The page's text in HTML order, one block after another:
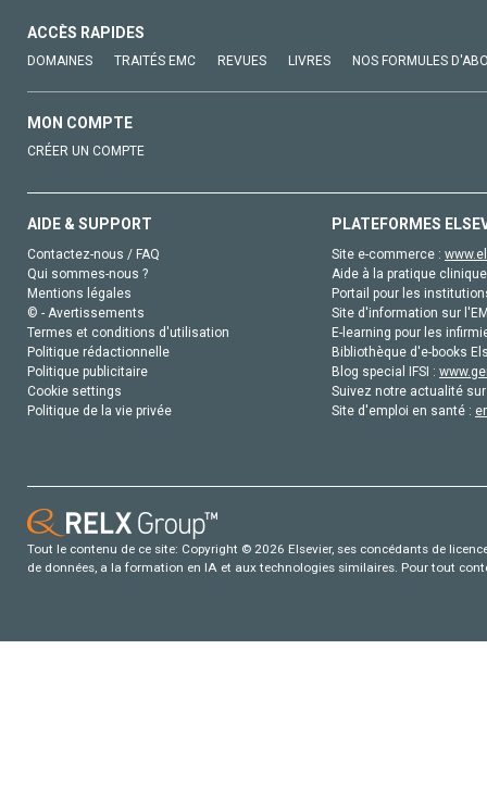
ACCÈS RAPIDES
DOMAINES TRAITÉS EMC REVUES LIVRES NOS FORMULES
MON COMPTE
CRÉER UN COMPTE
AIDE & SUPPORT
Contactez-nous / FAQ
Qui sommes-nous ?
Mentions légales
© - Avertissements
Termes et conditions d'utilisation
Politique rédactionnelle
Politique publicitaire
Cookie settings
Politique de la vie privée
PLATEFORMES
Site e-commerce :
Aide à la pratique
Portail pour les
Site d'information sur
E-learning pour les
Bibliothèque d'e-books
Blog special IFSI :
Suivez notre actualité
Site d'emploi en santé :
Tout le contenu de ce site: Copyright © 2026 Elsevier, ses concédants de
de données, a la formation en IA et aux technologies similaires. Pour tout